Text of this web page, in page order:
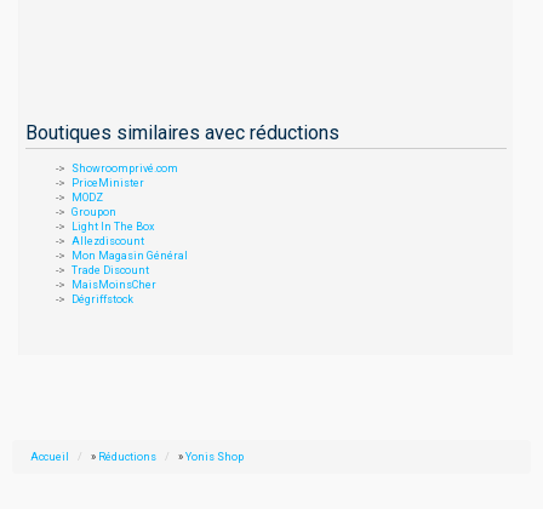
Boutiques similaires avec réductions
Showroomprivé.com
PriceMinister
MODZ
Groupon
Light In The Box
Allezdiscount
Mon Magasin Général
Trade Discount
MaisMoinsCher
Dégriffstock
Accueil » Réductions » Yonis Shop